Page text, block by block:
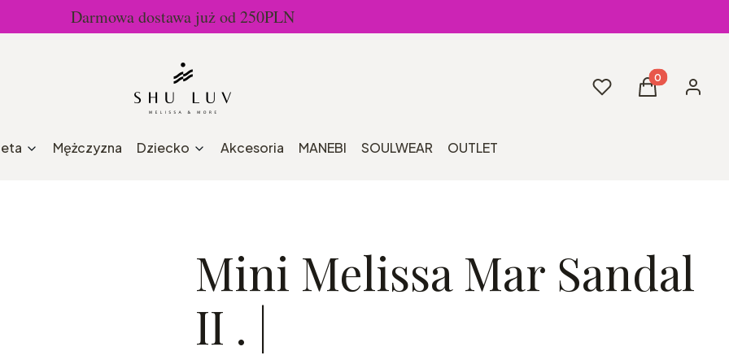
Darmowa dostawa już od 250PLN
UlubioneProdukty w
Koszyk
Mężczyzna Dziecko Akcesoria MANEBI SOULWEAR OUTLET
Mini Melissa Mar Sandal
II . |